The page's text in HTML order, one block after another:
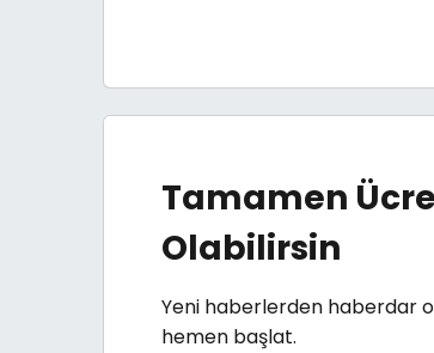
Tamamen
Olabilirsin
Yeni haberlerden haberdar
hemen başlat.